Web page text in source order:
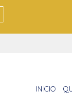
INICIO